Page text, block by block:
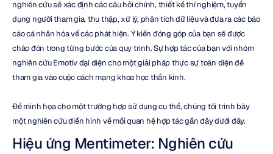
nghiên cứu sẽ xác định các câu hỏi chính, thiết kế thí nghiệm, tuyển
dụng người tham gia, thu thập, xử lý, phân tích dữ liệu và đưa ra các báo
cáo cá nhân hóa về các phát hiện. Ý kiến đóng góp của bạn sẽ được
chào đón trong từng bước của quy trình. Sự hợp tác của bạn với nhóm
nghiên cứu Emotiv đại diện cho một giải pháp thực sự toàn diện để
tham gia vào cuộc cách mạng khoa học thần kinh.
Để minh họa cho một trường hợp sử dụng cụ thể, chúng tôi trình bày
một nghiên cứu điển hình về mối quan hệ hợp tác gần đây dưới đây.
Hiệu ứng Mentimeter: Nghiên cứu